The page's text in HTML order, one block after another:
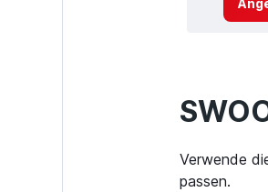
Verwende
passen.